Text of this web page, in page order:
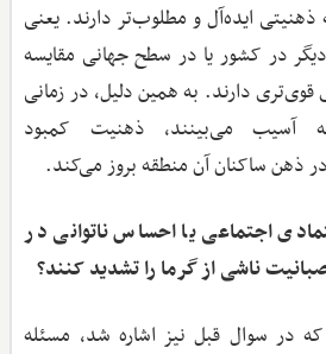
ذهنیتی ایده‌آل و مطلوب‌تر دارند. یعنی
در کشور یا در سطح جهانی مقایسه
دارند. به همین دلیل، در زمانی
آسیب می‌بینند، ذهنیت کمبود
ذهن ساکنان آن منطقه بروز می‌کند.
اجتماعی یا احساس ناتوانی در
ناشی از گرما را تشدید کنند؟
در سوال قبل نیز اشاره شد، مسئله